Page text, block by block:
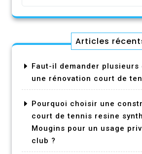
Articles
Faut-il demander plusieurs
une rénovation court de
Pourquoi choisir une
court de tennis resine
Mougins pour un usage
club ?